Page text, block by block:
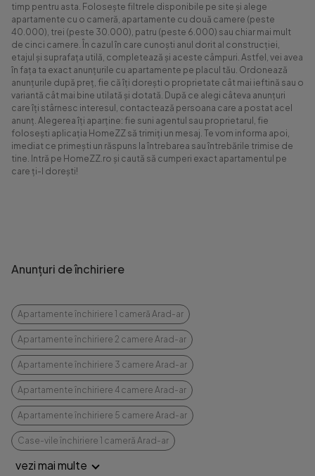
timp pentru asta. Folosește filtrele disponibile pe site și alege
apartamente cu o cameră, apartamente cu două camere (peste
40.000), trei (peste 30.000), patru (peste 6.000) sau chiar mai mult
de cinci camere. În cazul în care cunoști anul dorit al construcției,
etajul și suprafața utilă, completează și aceste câmpuri. Astfel, vei avea
în fața ta exact anunțurile cu apartamente pe placul tău. Ordonează
anunțurile după preț, fie că îți dorești o proprietate cât mai ieftină sau o
variantă cât mai bine utilată și dotată. După ce alegi câteva anunțuri
care îți stârnesc interesul, contactează persoana care a postat acel
anunț. Alegerea îți aparține: fie suni agentul sau proprietarul, fie
folosești aplicația HomeZZ să trimiți un mesaj. Te vom informa apoi,
imediat ce primești un răspuns la întrebarea sau întrebările trimise de
tine. Intră pe HomeZZ.ro și caută să cumperi exact apartamentul pe
care ți-l dorești!
Anunțuri de închiriere
Apartamente închiriere 1 cameră Arad-ar
Apartamente închiriere 2 camere Arad-ar
Apartamente închiriere 3 camere Arad-ar
Apartamente închiriere 4 camere Arad-ar
Apartamente închiriere 5 camere Arad-ar
Case-vile închiriere 1 cameră Arad-ar
vezi mai multe